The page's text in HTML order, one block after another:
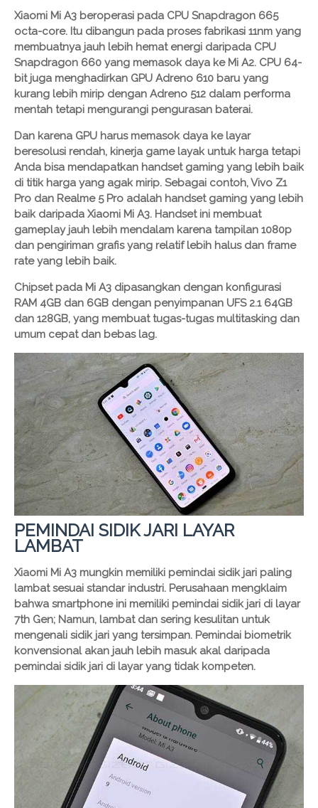
Xiaomi Mi A3 beroperasi pada CPU Snapdragon 665
octa-core. Itu dibangun pada proses fabrikasi 11nm yang
membuatnya jauh lebih hemat energi daripada CPU
Snapdragon 660 yang memasok daya ke Mi A2. CPU 64-
bit juga menghadirkan GPU Adreno 610 baru yang
kurang lebih mirip dengan Adreno 512 dalam performa
mentah tetapi mengurangi pengurasan baterai.
Dan karena GPU harus memasok daya ke layar
beresolusi rendah, kinerja game layak untuk harga tetapi
Anda bisa mendapatkan handset gaming yang lebih baik
di titik harga yang agak mirip. Sebagai contoh, Vivo Z1
Pro dan Realme 5 Pro adalah handset gaming yang lebih
baik daripada Xiaomi Mi A3. Handset ini membuat
gameplay jauh lebih mendalam karena tampilan 1080p
dan pengiriman grafis yang relatif lebih halus dan frame
rate yang lebih baik.
Chipset pada Mi A3 dipasangkan dengan konfigurasi
RAM 4GB dan 6GB dengan penyimpanan UFS 2.1 64GB
dan 128GB, yang membuat tugas-tugas multitasking dan
umum cepat dan bebas lag.
PEMINDAI SIDIK JARI LAYAR
LAMBAT
Xiaomi Mi A3 mungkin memiliki pemindai sidik jari paling
lambat sesuai standar industri. Perusahaan mengklaim
bahwa smartphone ini memiliki pemindai sidik jari di layar
7th Gen; Namun, lambat dan sering kesulitan untuk
mengenali sidik jari yang tersimpan. Pemindai biometrik
konvensional akan jauh lebih masuk akal daripada
pemindai sidik jari di layar yang tidak kompeten.